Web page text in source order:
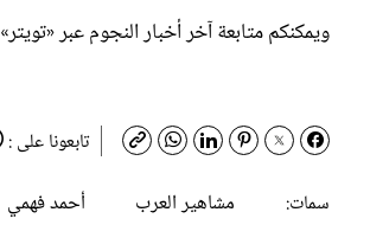
ويمكنكم متابعة آخر أخبار النجوم عبر «تويتر»
تابعونا على :
سمات:
مشاهير العرب أحمد فهمي